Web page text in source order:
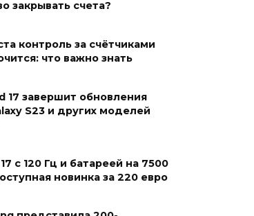
закрывать счета?
контроль за счётчиками
что важно знать
17 завершит обновления
S23 и других моделей
с 120 Гц и батареей на 7500
новинка за 220 евро